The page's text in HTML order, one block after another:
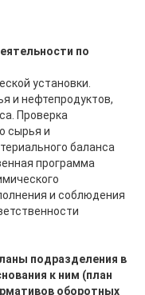
по
установки.
и нефтепродуктов,
Проверка
сырья и
баланса
программа
и соблюдения
подразделения в
к ним (план
оборотных